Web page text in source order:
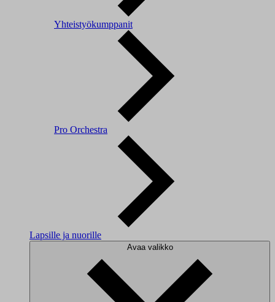
Yhteistyökumppanit
Pro Orchestra
Lapsille ja nuorille
Avaa valikko